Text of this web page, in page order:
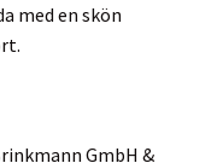
med en skön
GmbH &